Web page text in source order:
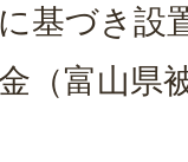
基づき設
（富山県